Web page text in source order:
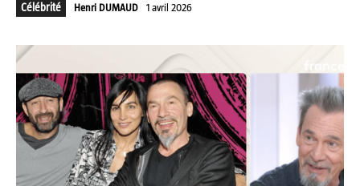
Célébrité
Henri DUMAUD 1 avril 2026